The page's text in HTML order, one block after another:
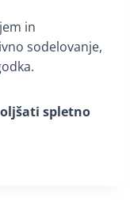
in
sodelovanje,
spletno